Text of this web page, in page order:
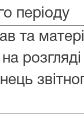
періоду
та